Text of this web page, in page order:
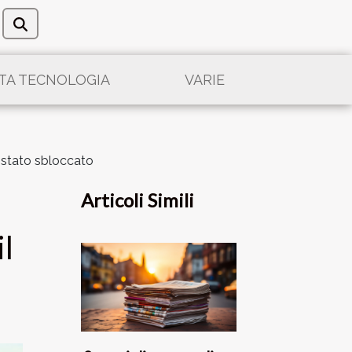
TECNOLOGIA VARIE
stato sbloccato
Articoli Simili